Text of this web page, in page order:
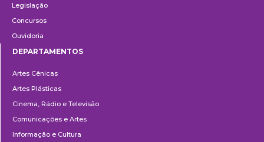
Legislação
Concursos
Ouvidoria
DEPARTAMENTOS
Artes Cênicas
Artes Plásticas
Cinema, Rádio e Televisão
Comunicações e Artes
Informação e Cultura